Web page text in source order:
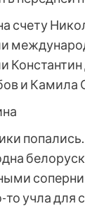
счету
и Камила
учла для